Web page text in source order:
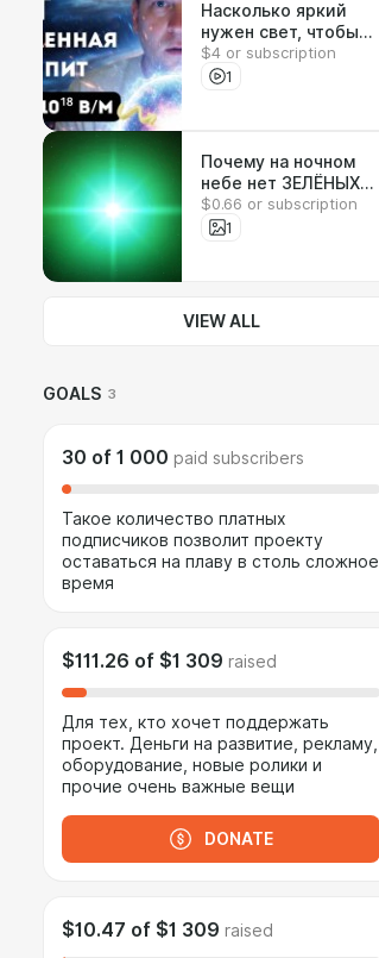
Насколько яркий
нужен свет, чтобы
Вселенная
сварилась в
$4 or subscription
1
Почему на ночном
небе нет ЗЕЛЁНЫХ
звёзд?
$0.66 or subscription
1
VIEW ALL
GOALS 3
30 of 1 000 paid subscribers
Такое количество платных
подписчиков позволит проекту
оставаться на плаву в столь сложное
время
$111.26 of $1 309 raised
Для тех, кто хочет поддержать
проект. Деньги на развитие, рекламу,
оборудование, новые ролики и
прочие очень важные вещи
DONATE
$10.47 of $1 309 raised